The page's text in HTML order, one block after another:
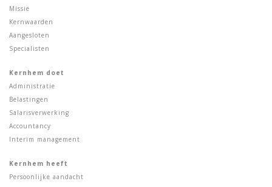
Missie
Kernwaarden
Aangesloten
Specialisten
Kernhem doet
Administratie
Belastingen
Salarisverwerking
Accountancy
Interim management
Kernhem heeft
Persoonlijke aandacht